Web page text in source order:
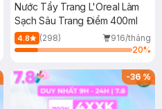
Nước Tẩy Trang L'Oreal Làm
Sạch Sâu Trang Điểm 400ml
4.8 (298)
916/tháng
20%
-36%